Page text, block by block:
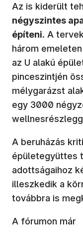
Az is kiderült
négyszintes
építeni. A
három
az U alakú
pinceszintjén
mélygarázst
egy 3000
A beruházás
épületegyüttes
adottságaihoz
illeszkedik a
továbbra is
A fórumon már